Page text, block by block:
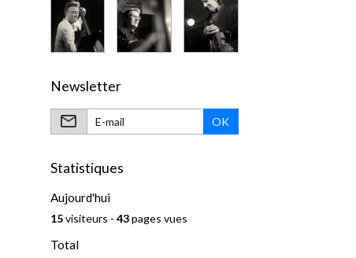
Newsletter
OK
Statistiques
Aujourd'hui
15visiteurs - 43pages vues
Total